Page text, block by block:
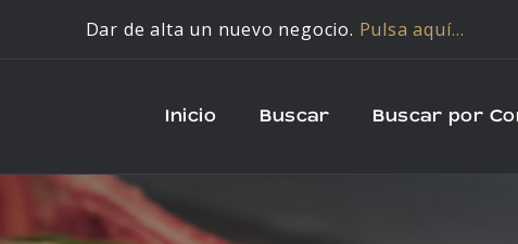
Dar de alta un nuevo negocio. Pulsa aquí…
Inicio Buscar Buscar por